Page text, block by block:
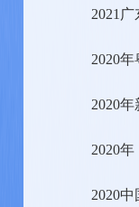
2021
2020
2020
2020
2020